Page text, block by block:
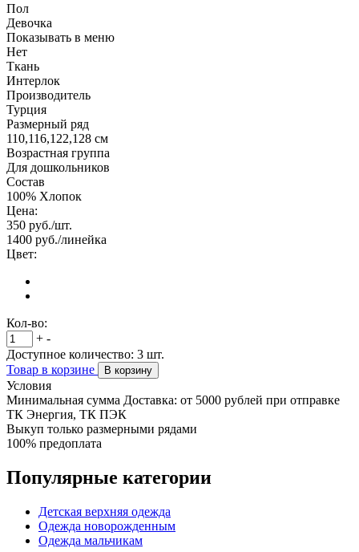
Пол
Девочка
Показывать в меню
Нет
Ткань
Интерлок
Производитель
Турция
Размерный ряд
110,116,122,128 см
Возрастная группа
Для дошкольников
Состав
100% Хлопок
Цена:
350 руб./шт.
1400 руб./линейка
Цвет:
Кол-во:
+ -
Доступное количество: 3 шт.
Товар в корзине
В корзину
Условия
Минимальная сумма Доставка: от 5000 рублей при отправке
ТК Энергия, ТК ПЭК
Выкуп только размерными рядами
100% предоплата
Популярные категории
Детская верхняя одежда
Одежда новорожденным
Одежда мальчикам